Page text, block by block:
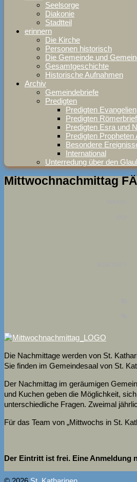
Seelsorge
Diakonie
Stadtteil
erinnern
Die Kirche
Personen historisch
Die Gemeinde und
Gesamtgeschichte
Historische Aufnahmen
Archiv
Gemeindebriefe
Predigten
Predigten Evangelien
Predigten Römerbrief
Predigten Esra und
Predigten Propheten
Besondere
International
Unterredung über den
Mittwochnachmittag
Die Nachmittage werden von St.
Sie finden im Gemeindesaal von St.
Der Nachmittag im geräumigen
und Kuchen geben die Möglichkeit,
unterschiedliche Fragen. Zweimal
Für das Team von „Mittwochs in St.
Der Eintritt ist frei. Eine Anmeldung